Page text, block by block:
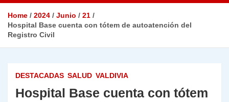
Home 2024 Junio
21
Hospital Base cuenta con tótem de autoatención del
Registro Civil
DESTACADAS SALUD VALDIVIA
Hospital Base cuenta con tótem